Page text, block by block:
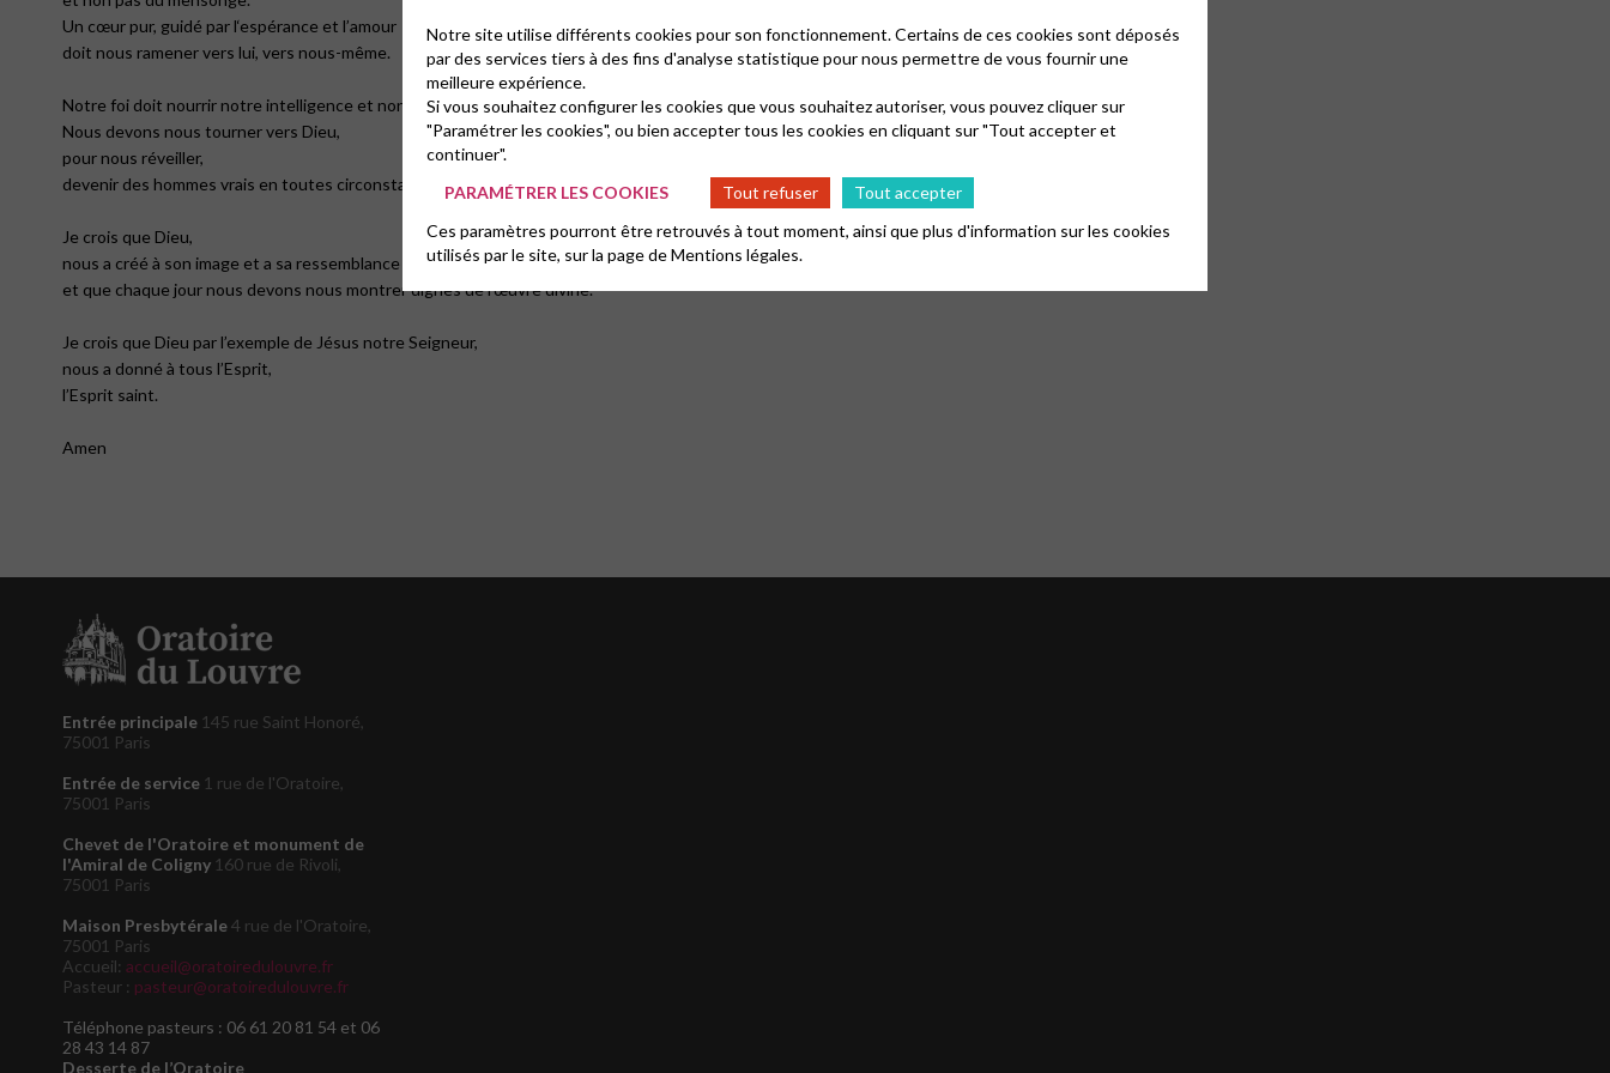
Un cœur pur, guidé par l‘espérance et l’amour
doit nous ramener vers lui, vers nous-même.
Notre foi doit nourrir notre intelligence et non pas l’assombrir .
Nous devons nous tourner vers Dieu,
pour nous réveiller,
devenir des hommes vrais en toutes circonstances.
Je crois que Dieu,
nous a créé à son image et a sa ressemblance
et que chaque jour nous devons nous montrer dignes de l’œuvre divine.
Je crois que Dieu par l’exemple de Jésus notre Seigneur,
nous a donné à tous l’Esprit,
l’Esprit saint.
Amen
Entrée principale 145 rue Saint Honoré,
75001 Paris
Entrée de service 1 rue de l'Oratoire,
75001 Paris
Chevet de l'Oratoire et monument de
l'Amiral de Coligny 160 rue de Rivoli,
75001 Paris
Maison Presbytérale4 rue de l'Oratoire,
75001 Paris
Accueil: accueil@oratoiredulouvre.fr
Pasteur : pasteur@oratoiredulouvre.fr
Téléphone pasteurs : 06 61 20 81 54 et 06
28 43 14 87
Desserte de l’Oratoire
Notre site utilise différents cookies pour son fonctionnement. Certains de ces cookies sont déposés
par des services tiers à des fins d'analyse statistique pour nous permettre de vous fournir une
meilleure expérience.
Si vous souhaitez configurer les cookies que vous souhaitez autoriser, vous pouvez cliquer sur
"Paramétrer les cookies", ou bien accepter tous les cookies en cliquant sur "Tout accepter et
continuer".
PARAMÉTRER LES COOKIES
Tout refuser
Tout accepter
Ces paramètres pourront être retrouvés à tout moment, ainsi que plus d'information sur les cookies
utilisés par le site, sur la page deMentions légales.